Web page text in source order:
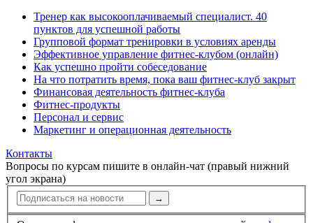
Тренер как высокооплачиваемый специалист. 40
пунктов для успешной работы
Групповой формат тренировки в условиях аренды
Эффективное управление фитнес-клубом (онлайн)
Как успешно пройти собеседование
На что потратить время, пока ваш фитнес-клуб закрыт
Финансовая деятельность фитнес-клуба
Фитнес-продукты
Персонал и сервис
Маркетинг и операционная деятельность
Контакты
Вопросы по курсам пишите в онлайн-чат (правый нижний
угол экрана)
→